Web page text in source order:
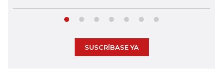
SUSCRÍBASE YA